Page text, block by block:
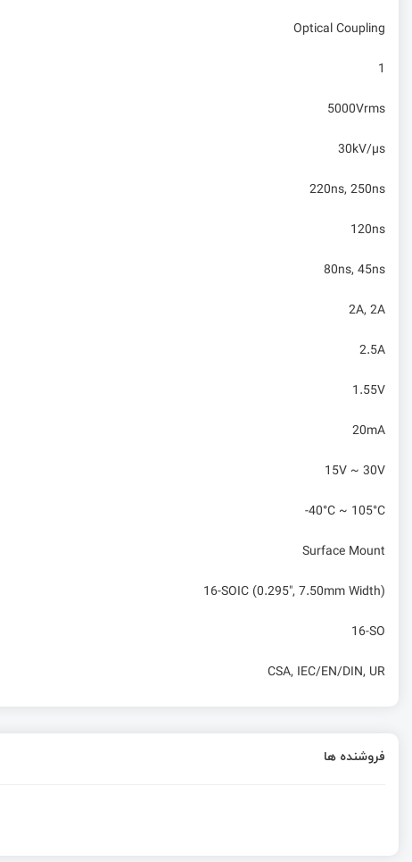
Optical Coupling
1
5000Vrms
30kV/µs
220ns, 250ns
120ns
80ns, 45ns
2A, 2A
2.5A
1.55V
20mA
15V ~ 30V
-40°C ~ 105°C
Surface Mount
16-SOIC (0.295", 7.50mm Width)
16-SO
CSA, IEC/EN/DIN, UR
فروشنده ها